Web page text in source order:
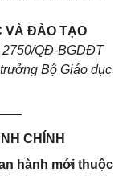
VÀ ĐÀO TẠO
2750/QĐ-BGDĐT
Bộ Giáo dục
CHÍNH
hành mới thuộc